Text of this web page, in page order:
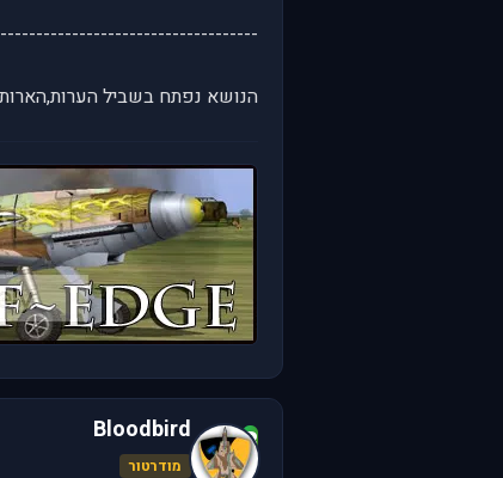
הנושא נפתח בשביל
B
Bloodbird
מודרטור